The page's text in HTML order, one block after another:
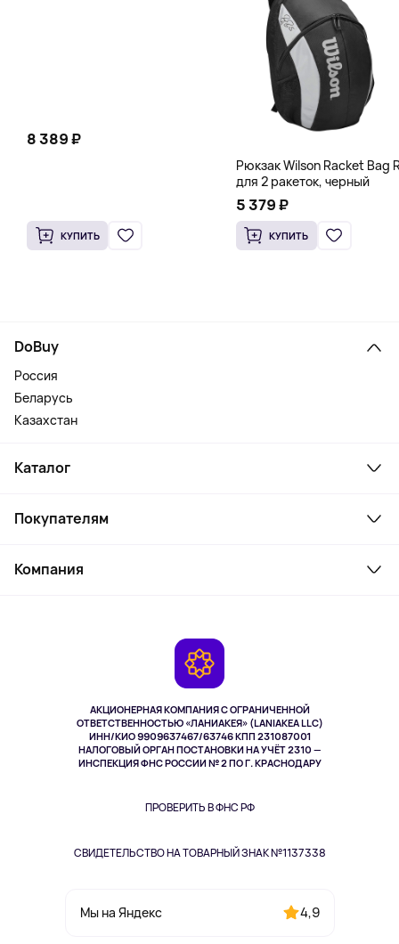
8 389 ₽
КУПИТЬ
Рюкзак Wilson Racket Bag
для 2 ракеток, черный
5 379 ₽
КУПИТЬ
АКЦИОНЕРНАЯ КОМПАНИЯ С ОГРАНИЧЕННОЙ
ОТВЕТСТВЕННОСТЬЮ «ЛАНИАКЕЯ» (LANIAKEA LLC)
ИНН/КИО 9909637467/63746 КПП 231087001
НАЛОГОВЫЙ ОРГАН ПОСТАНОВКИ НА УЧЁТ 2310 —
ИНСПЕКЦИЯ ФНС РОССИИ № 2 ПО Г. КРАСНОДАРУ
ПРОВЕРИТЬ В ФНС РФ
СВИДЕТЕЛЬСТВО НА ТОВАРНЫЙ ЗНАК №1137338
Мы на Яндекс 4,9
DoBuy
Россия
Беларусь
Казахстан
Каталог
Ноутбуки, мониторы, VR
Косметика и уход
Здоровье питомцев
Одежда и аксессуары
Покупателям
Как заказать
Компания